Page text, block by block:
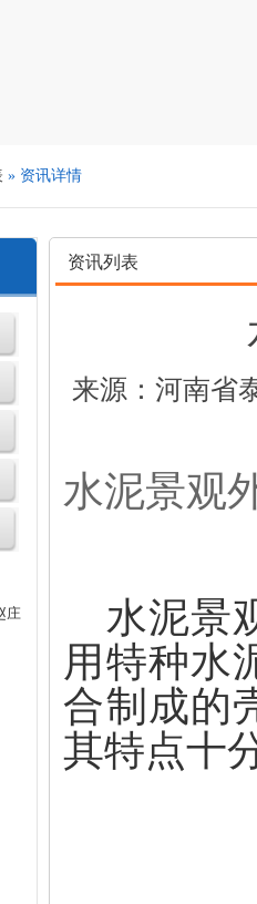
» 资讯详情
庄
资讯列表
来源：河南省
水泥景观
水泥景
用特种水
合制成的
其特点十